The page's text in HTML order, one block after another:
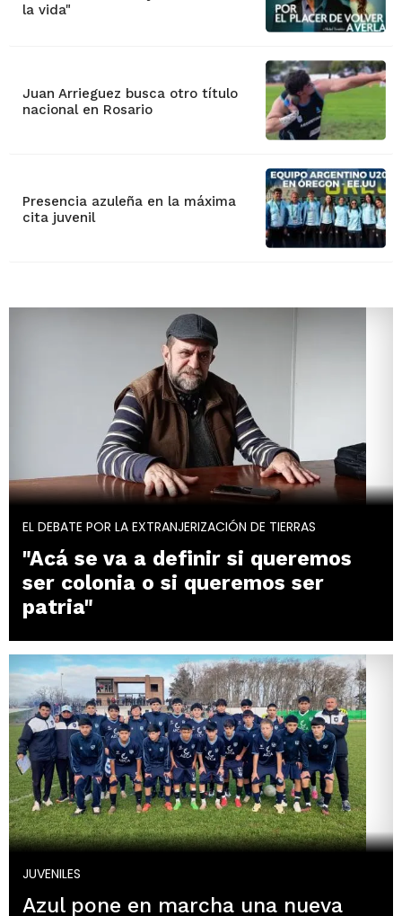
la vida"
Juan Arrieguez busca otro título
nacional en Rosario
Presencia azuleña en la máxima
cita juvenil
EL DEBATE POR LA EXTRANJERIZACIÓN DE TIERRAS
"Acá se va a definir si queremos
ser colonia o si queremos ser
patria"
JUVENILES
Azul pone en marcha una nueva